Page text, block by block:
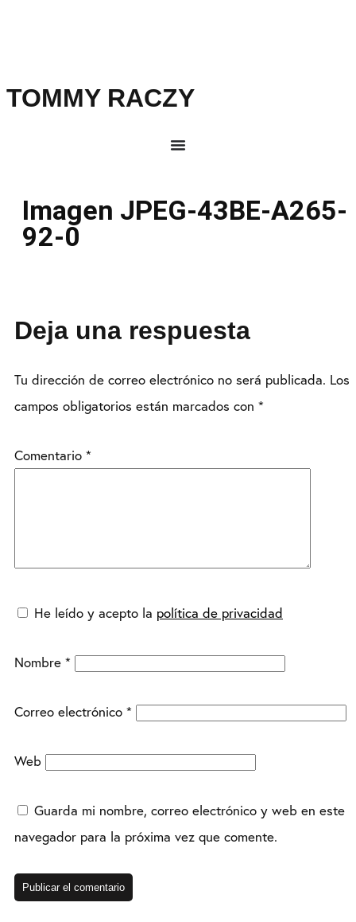
TOMMY RACZY
Imagen JPEG-43BE-A265-
92-0
Deja una respuesta
Tu dirección de correo electrónico no será publicada. Los
campos obligatorios están marcados con *
Comentario *
He leído y acepto la política de privacidad
Nombre *
Correo electrónico *
Web
Guarda mi nombre, correo electrónico y web en este
navegador para la próxima vez que comente.